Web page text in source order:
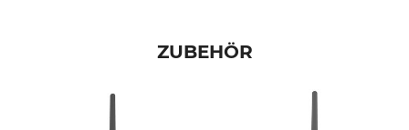
ZUBEHÖR